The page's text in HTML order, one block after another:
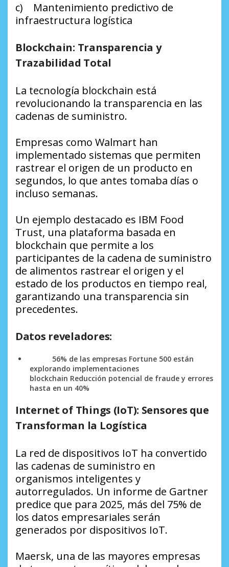
c) Mantenimiento predictivo de
infraestructura logística
Blockchain: Transparencia y
Trazabilidad Total
La tecnología blockchain está
revolucionando la transparencia en las
cadenas de suministro.
Empresas como Walmart han
implementado sistemas que permiten
rastrear el origen de un producto en
segundos, lo que antes tomaba días o
incluso semanas.
Un ejemplo destacado es IBM Food
Trust, una plataforma basada en
blockchain que permite a los
participantes de la cadena de suministro
de alimentos rastrear el origen y el
estado de los productos en tiempo real,
garantizando una transparencia sin
precedentes.
Datos reveladores:
56% de las empresas Fortune 500 están
explorando implementaciones
blockchain Reducción potencial de fraude y errores
hasta en un 40%
Internet of Things (IoT): Sensores que
Transforman la Logística
La red de dispositivos IoT ha convertido
las cadenas de suministro en
organismos inteligentes y
autorregulados. Un informe de Gartner
predice que para 2025, más del 75% de
los datos empresariales serán
generados por dispositivos IoT.
Maersk, una de las mayores empresas